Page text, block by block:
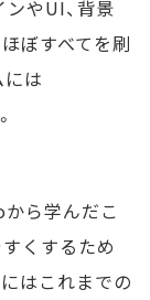
やUI、背景
ぼすべてを刷
は
ら学んだこ
くするため
はこれまでの